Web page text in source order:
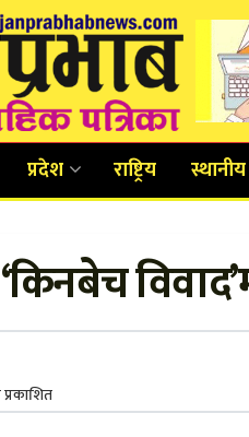
प्रदेश राष्ट्रिय